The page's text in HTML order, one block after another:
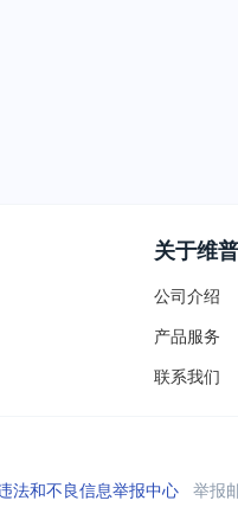
关于维普
公司介绍
产品服务
联系我们
法和不良信息举报中心举报